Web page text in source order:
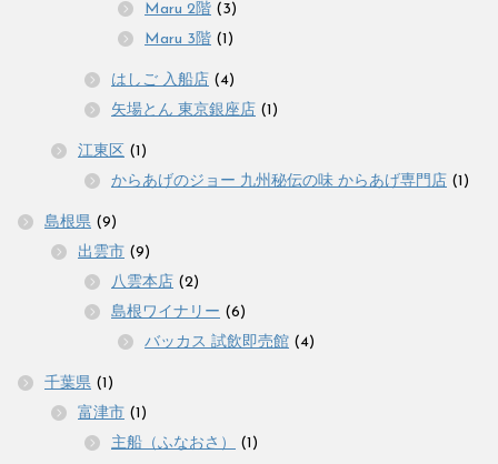
Maru 2階 (3)
Maru 3階 (1)
はしご 入船店 (4)
矢場とん 東京銀座店 (1)
江東区 (1)
からあげのジョー 九州秘伝の味 からあげ専門店 (1)
島根県 (9)
出雲市 (9)
八雲本店 (2)
島根ワイナリー (6)
バッカス 試飲即売館 (4)
千葉県 (1)
富津市 (1)
主船（ふなおさ）
(1)